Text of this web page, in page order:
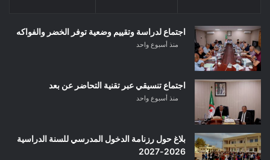
اجتماع لدراسة وتقييم وضعية توفر الخضر والفواكه
منذ أسبوع واحد
اجتماع تنسيقي عبر تقنية التحاضر عن بعد
منذ أسبوع واحد
بلاغ حول رزنامة الدخول المدرسي للسنة الدراسية
2026-2027